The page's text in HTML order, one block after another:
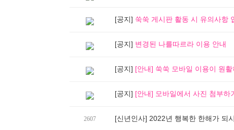
[공지] 쑥쑥 게시판 활동 시 유의사항
[공지] 변경된 나를따르라 이용 안내
[공지] [안내] 쑥쑥 모바일 이용이 원
[공지] [안내] 모바일에서 사진 첨부하
2607 [신년인사] 2022년 행복한 한해가 되